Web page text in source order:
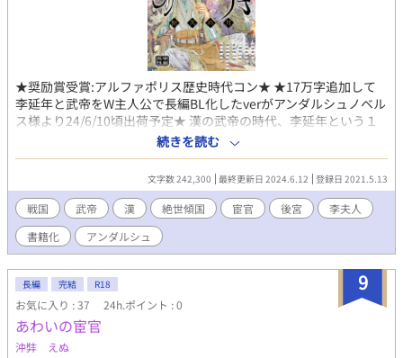
★奨励賞受賞:アルファポリス歴史時代コン★ ★17万字追加して
李延年と武帝をW主人公で長編BL化したverがアンダルシュノベル
ス様より24/6/10頃出荷予定★ 漢の武帝の時代、李延年という１
人の宦官がいた。 その宦官は歌と美貌によって武帝に仕え、『絶
世傾国』と呼ばれる歌を歌った。 北方有佳人 北方に美しい人
がおります 絶世而独立 その美しさはこの世界で唯一のもの
一顧傾人城 その美しさは一目見やれば城が傾き、 再顧傾人
国 再度見やれば国が傾くほど。 寧不知傾城与傾国 その美人
は城や国を危険にするけれど、 佳人難再得 今を逃せばこんな
美人はもう2度と手に入りません。 その後、李延年の思惑通り妹
である李夫人は後宮に入り、武帝の子を賜った。 これが知られて
いる史実。 そしてこれから語られるのは、この歌に込められた李
延年の思い。 注意：前半はBL的表現ですが展開上しかたがないの
です。すみません。 完結保証5/17-29 各日12：20連載 各日字数
は1500－3000程度です。
続きを読む
文字数 242,300 最終更新日 2024.6.12 登録日 2021.5.13
戦国 武帝 漢 絶世傾国 宦官 後宮
李夫人
書籍化
アンダルシュ
9
長編 完結 R18
お気に入り : 37 24h.ポイント : 0
あわいの宦官
沖弉 えぬ